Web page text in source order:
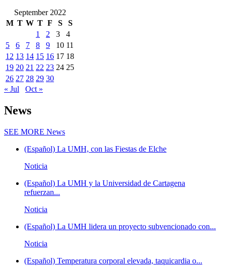
September 2022
M T W T F S
S
1
2 3
4
5
6 7 8 9 10 11
12 13 14 15 16 17 18
19 20 21 22 23 24 25
26 27 28 29 30
« Jul
Oct »
News
SEE MORE News
(Español) La UMH, con las Fiestas de Elche
Noticia
(Español) La UMH y la Universidad de Cartagena
refuerzan...
Noticia
(Español) La UMH lidera un proyecto subvencionado con...
Noticia
(Español) Temperatura corporal elevada, taquicardia o...